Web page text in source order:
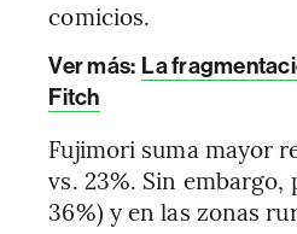
comicios.
Ver más: La
Fitch
Fujimori suma mayor
vs. 23%. Sin
36%) y en las zonas